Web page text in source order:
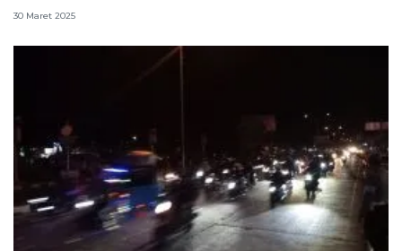
30 Maret 2025